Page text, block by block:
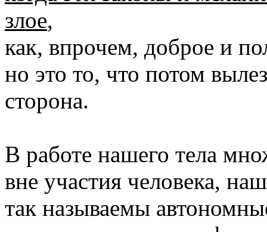
злое,
как, впрочем, доброе и
но это то, что потом
сторона.
В работе нашего тела
вне участия человека,
так называемы